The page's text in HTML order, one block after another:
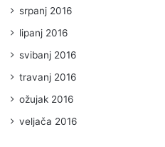
srpanj 2016
lipanj 2016
svibanj 2016
travanj 2016
ožujak 2016
veljača 2016